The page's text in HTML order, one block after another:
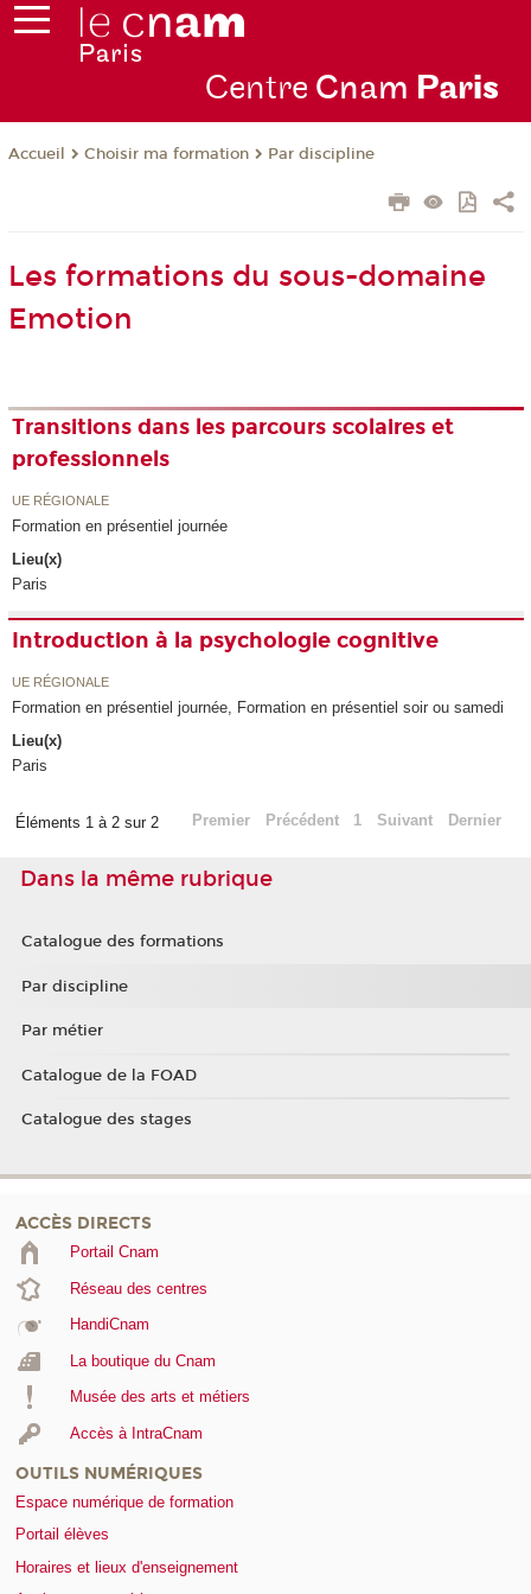
Centre Cnam Paris
Accueil Choisir ma formation Par discipline
Les formations du sous-domaine
Emotion
Transitions dans les parcours scolaires et
professionnels
UE RÉGIONALE
Formation en présentiel journée
Lieu(x)
Paris
Introduction à la psychologie cognitive
UE RÉGIONALE
Formation en présentiel journée, Formation en présentiel soir ou samedi
Lieu(x)
Paris
Éléments 1 à 2 sur 2 Premier Précédent 1 Suivant Dernier
Dans la même rubrique
Catalogue des formations
Par discipline
Par métier
Catalogue de la FOAD
Catalogue des stages
ACCÈS DIRECTS
Portail Cnam
Réseau des centres
HandiCnam
La boutique du Cnam
Musée des arts et métiers
Accès à IntraCnam
OUTILS NUMÉRIQUES
Espace numérique de formation
Portail élèves
Horaires et lieux d'enseignement